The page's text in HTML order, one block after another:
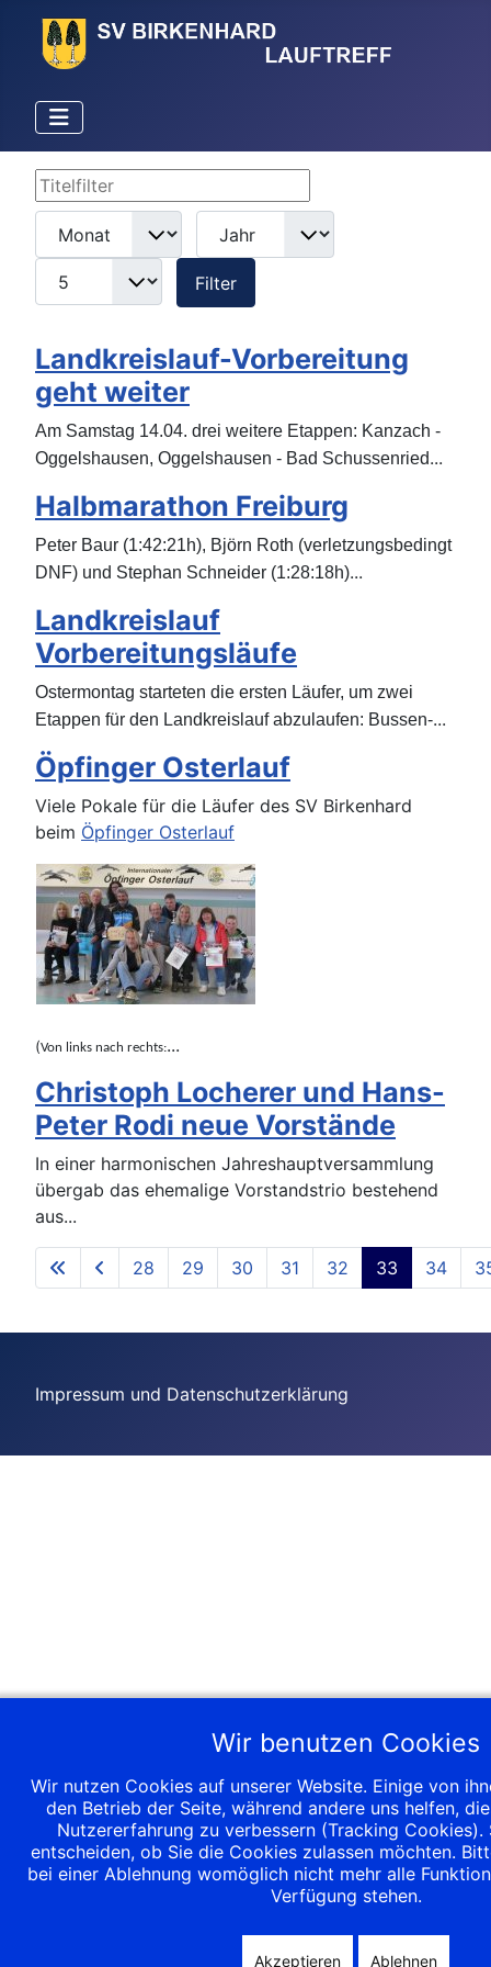
Filter
Titelfilter
Monat
Jahr
Filter
Landkreislauf-Vorbereitung
geht weiter
Am Samstag 14.04. drei weitere Etappen: Kanzach -
Oggelshausen, Oggelshausen - Bad Schussenried...
Halbmarathon Freiburg
Peter Baur (1:42:21h), Björn Roth (verletzungsbedingt
DNF) und Stephan Schneider (1:28:18h)...
Landkreislauf
Vorbereitungsläufe
Ostermontag starteten die ersten Läufer, um zwei
Etappen für den Landkreislauf abzulaufen: Bussen-...
Öpfinger Osterlauf
Viele Pokale für die Läufer des SV Birkenhard
beim Öpfinger Osterlauf
(Von links nach rechts:...
Christoph Locherer und Hans-
Peter Rodi neue Vorstände
In einer harmonischen Jahreshauptversammlung
übergab das ehemalige Vorstandstrio bestehend
aus...
Seite 33 von 40
28 29 30 31 32 33 34
Impressum und Datenschutzerklärung
Wir benutzen Cookies
Wir nutzen Cookies auf unserer Website. Einige von
den Betrieb der Seite, während andere uns helfen,
Nutzererfahrung zu verbessern (Tracking Cookies).
entscheiden, ob Sie die Cookies zulassen möchten.
bei einer Ablehnung womöglich nicht mehr alle
Verfügung stehen.
Akzeptieren Ablehnen